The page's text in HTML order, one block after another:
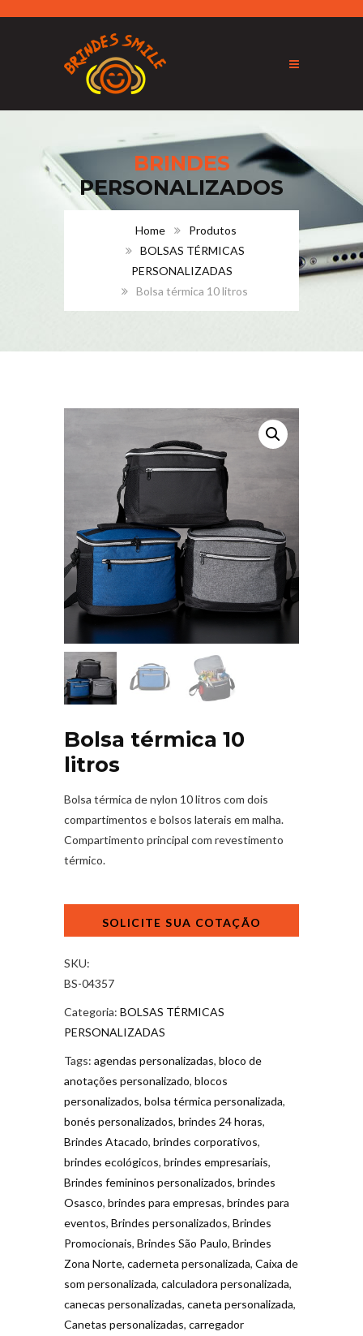
BRINDES
PERSONALIZADOS
Home
Produtos
BOLSAS TÉRMICAS
PERSONALIZADAS
Bolsa térmica 10 litros
Bolsa térmica 10
litros
Bolsa térmica de nylon 10 litros com dois
compartimentos e bolsos laterais em malha.
Compartimento principal com revestimento
térmico.
quantidade
SKU:
BS-04357
Categoria: BOLSAS TÉRMICAS
PERSONALIZADAS
Tags: agendas personalizadas, bloco de
anotações personalizado, blocos
personalizados, bolsa térmica personalizada,
bonés personalizados, brindes 24 horas,
Brindes Atacado, brindes corporativos,
brindes ecológicos, brindes empresariais,
Brindes femininos personalizados, brindes
Osasco, brindes para empresas, brindes para
eventos, Brindes personalizados, Brindes
Promocionais, Brindes São Paulo, Brindes
Zona Norte, caderneta personalizada, Caixa de
som personalizada, calculadora personalizada,
canecas personalizadas, caneta personalizada,
Canetas personalizadas, carregador